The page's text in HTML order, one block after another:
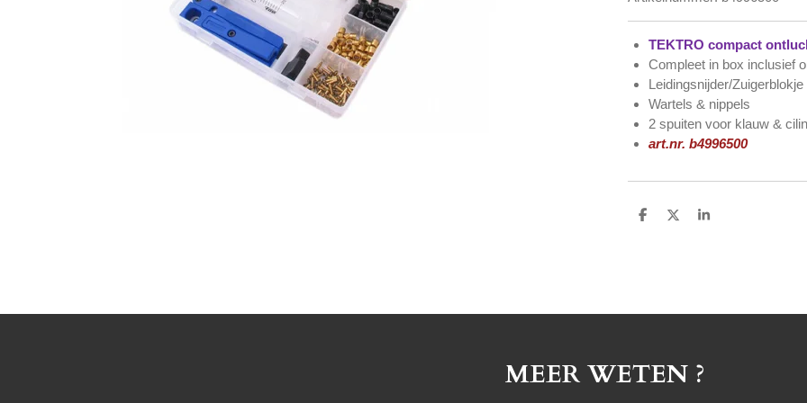
TEKTRO compact
Compleet in box inclusief
Leidingsnijder/Zuigerblokje
Wartels & nippels
2 spuiten voor klauw &
art.nr. b4996500
D
D
S
MEER WETEN ?